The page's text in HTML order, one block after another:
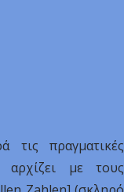
τις πραγματικές
αρχίζει με τους